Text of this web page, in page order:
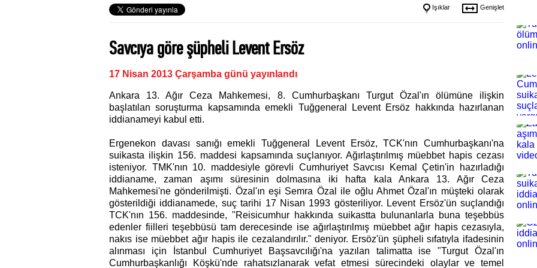
Genişlet
Işıklar
Savcıya göre şüpheli Levent Ersöz
17 Nisan 2013 Çarşamba günü yayınlandı
Ankara 13. Ağır Ceza Mahkemesi, 8. Cumhurbaşkanı Turgut Özal'ın ölümüne ilişkin
başlatılan soruşturma kapsamında emekli Tuğgeneral Levent Ersöz hakkında hazırlanan
iddianameyi kabul etti.
Ergenekon davası sanığı emekli Tuğgeneral Levent Ersöz, TCK'nın Cumhurbaşkanı'na
suikasta ilişkin 156. maddesi kapsamında suçlanıyor. Ağırlaştırılmış müebbet hapis cezası
isteniyor. TMK'nın 10. maddesiyle görevli Cumhuriyet Savcısı Kemal Çetin'in hazırladığı
iddianame, zaman aşımı süresinin dolmasına iki hafta kala Ankara 13. Ağır Ceza
Mahkemesi'ne gönderilmişti. Özal'ın eşi Semra Özal ile oğlu Ahmet Özal'ın müşteki olarak
gösterildiği iddianamede, suç tarihi 17 Nisan 1993 gösteriliyor. Levent Ersöz'ün suçlandığı
TCK'nın 156. maddesinde, "Reisicumhur hakkında suikastta bulunanlarla buna teşebbüs
edenler fiilleri teşebbüsü tam derecesinde ise ağırlaştırılmış müebbet ağır hapis cezasıyla,
nakıs ise müebbet ağır hapis ile cezalandırılır." deniyor. Ersöz'ün şüpheli sıfatıyla ifadesinin
alınması için İstanbul Cumhuriyet Başsavcılığı'na yazılan talimatta ise "Turgut Özal'ın
Cumhurbaşkanlığı Köşkü'nde rahatsızlanarak vefat etmesi sürecindeki olaylar ve temel